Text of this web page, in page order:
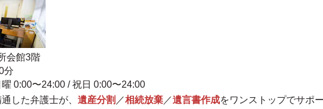
会館3階
分
0:00〜24:00 / 祝日 0:00〜24:00
した弁護士が、 遺産分割 ／相続放棄 ／遺言書作成をワンストップでサポ